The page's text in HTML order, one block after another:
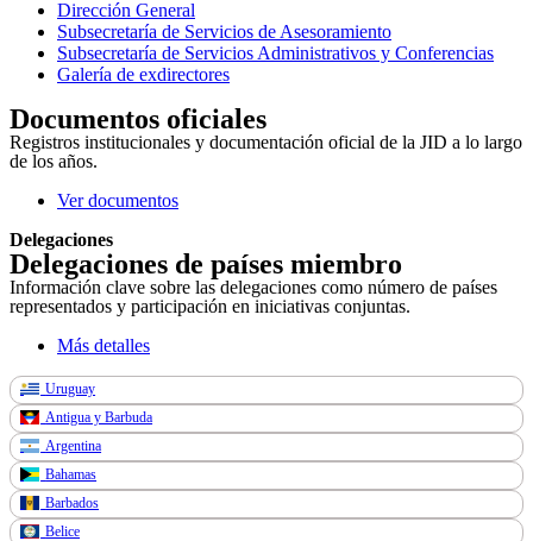
Dirección General
Subsecretaría de Servicios de Asesoramiento
Subsecretaría de Servicios Administrativos y Conferencias
Galería de exdirectores
Documentos oficiales
Registros institucionales y documentación oficial de la JID a lo largo
de los años.
Ver documentos
Delegaciones
Delegaciones de países miembro
Información clave sobre las delegaciones como número de países
representados y participación en iniciativas conjuntas.
Más detalles
Uruguay
Antigua y Barbuda
Argentina
Bahamas
Barbados
Belice